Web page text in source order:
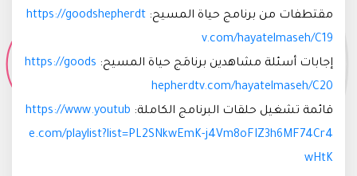
مقتطفات من برنامج حياة المسيح: https://goodshepherdt
v.com/hayatelmaseh/C19
إجابات أسئلة مشاهدين برنامَج حياة المسيح: https://goods
hepherdtv.com/hayatelmaseh/C20
قائمة تشغيل حلقات البرنامج الكاملة: https://www.youtub
e.com/playlist?list=PL2SNkwEmK-j4Vm8oFIZ3h6MF74Cr4
wHtK